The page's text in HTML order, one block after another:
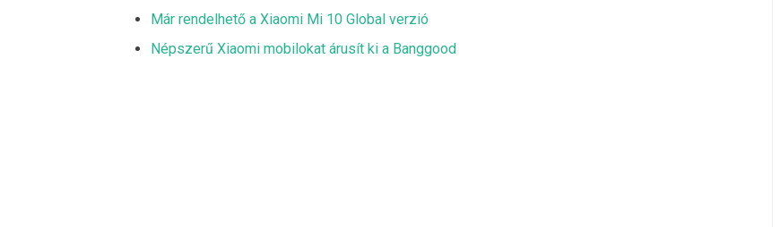
Már rendelhető a Xiaomi Mi 10 Global verzió
Népszerű Xiaomi mobilokat árusít ki a Banggood